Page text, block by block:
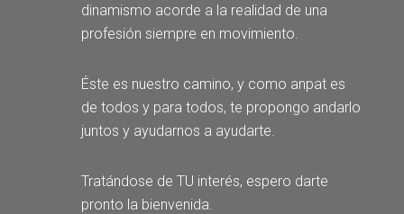
dinamismo acorde a la realidad de una
profesión siempre en movimiento.
Éste es nuestro camino, y como anpat es
de todos y para todos, te propongo andarlo
juntos y ayudarnos a ayudarte.
Tratándose de TU interés, espero darte
pronto la bienvenida.